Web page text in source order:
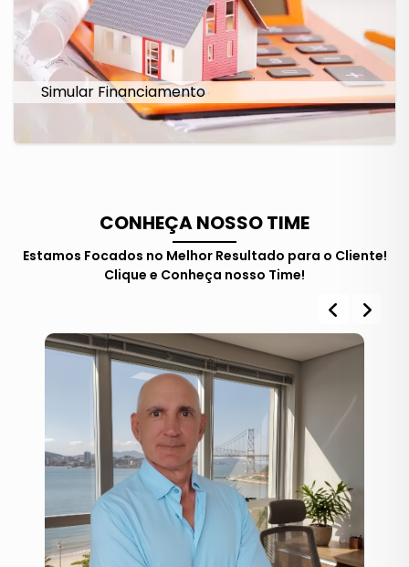
Simular Financiamento
CONHEÇA NOSSO TIME
Estamos Focados no Melhor Resultado para o Cliente!
Clique e Conheça nosso Time!